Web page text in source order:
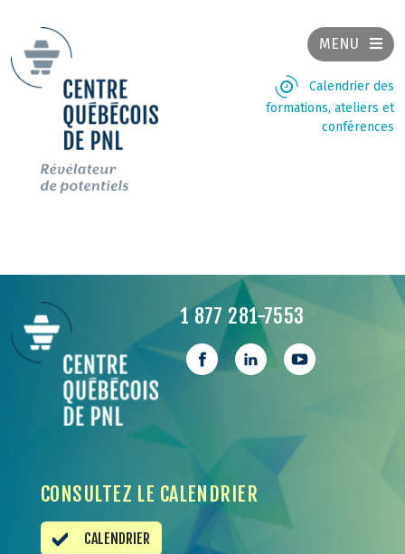
MENU
Calendrier des
formations, ateliers et
conférences
1 877 281-7553
CONSULTEZ LE CALENDRIER
CALENDRIER